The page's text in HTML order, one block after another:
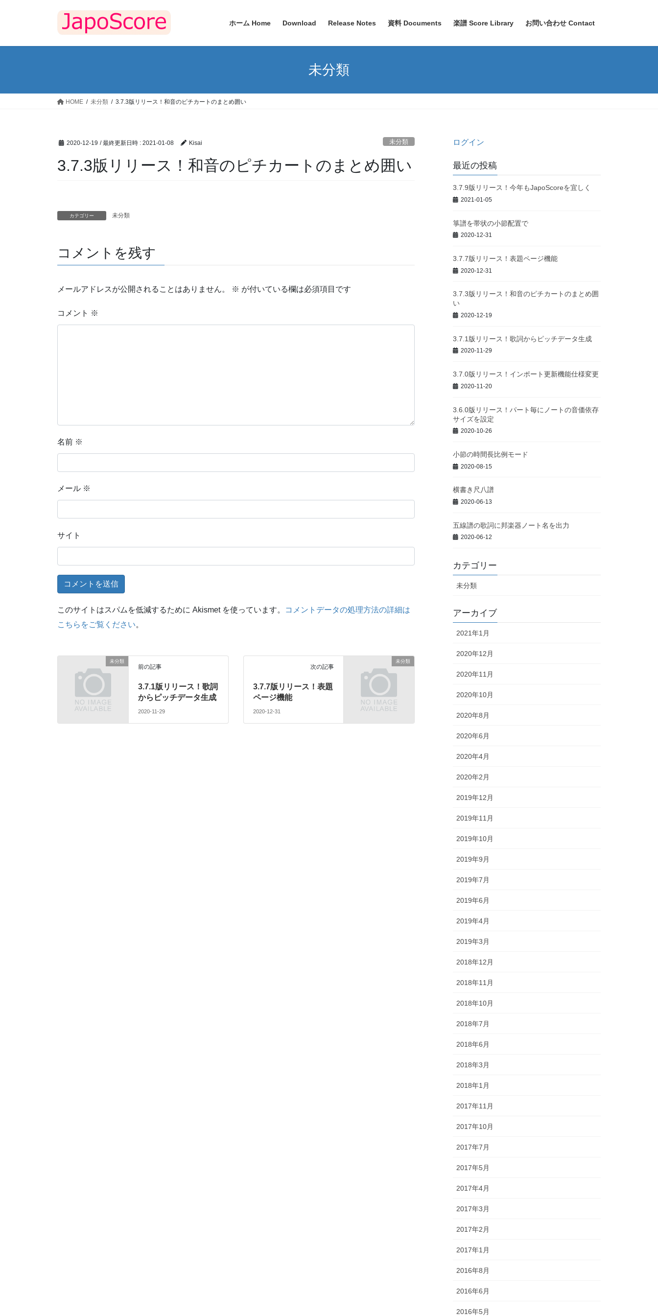
ホーム Home Download Release Notes 資料 Documents 楽譜 Score Library お問い合わせ Contact
未分類
HOME 未分類 3.7.3版リリース！和音のピチカートのまとめ囲い
2020-12-19 / 最終更新日時 : 2021-01-08 Kisai 未分類
3.7.3版リリース！和音のピチカートのまとめ囲い
カテゴリー 未分類
コメントを残す
メールアドレスが公開されることはありません。 ※ が付いている欄は必須項目です
コメント ※
名前 ※
メール ※
サイト
このサイトはスパムを低減するために Akismet を使っています。
コメントデータの処理方法の詳細は
こちらをご覧ください。
未分類
前の記事
3.7.1版リリース！歌詞
からピッチデータ生成
2020-11-29
未分類
次の記事
3.7.7版リリース！表題
ページ機能
2020-12-31
ログイン
最近の投稿
3.7.9版リリース！今年もJapoScoreを宜しく
2021-01-05
箏譜を帯状の小節配置で
2020-12-31
3.7.7版リリース！表題ページ機能
2020-12-31
3.7.3版リリース！和音のピチカートのまとめ囲
い
2020-12-19
3.7.1版リリース！歌詞からピッチデータ生成
2020-11-29
3.7.0版リリース！インポート更新機能仕様変更
2020-11-20
3.6.0版リリース！パート毎にノートの音価依存
サイズを設定
2020-10-26
小節の時間長比例モード
2020-08-15
横書き尺八譜
2020-06-13
五線譜の歌詞に邦楽器ノート名を出力
2020-06-12
カテゴリー
未分類
アーカイブ
2021年1月
2020年12月
2020年11月
2020年10月
2020年8月
2020年6月
2020年4月
2020年2月
2019年12月
2019年11月
2019年10月
2019年9月
2019年7月
2019年6月
2019年4月
2019年3月
2018年12月
2018年11月
2018年10月
2018年7月
2018年6月
2018年3月
2018年1月
2017年11月
2017年10月
2017年7月
2017年5月
2017年4月
2017年3月
2017年2月
2017年1月
2016年8月
2016年6月
2016年5月